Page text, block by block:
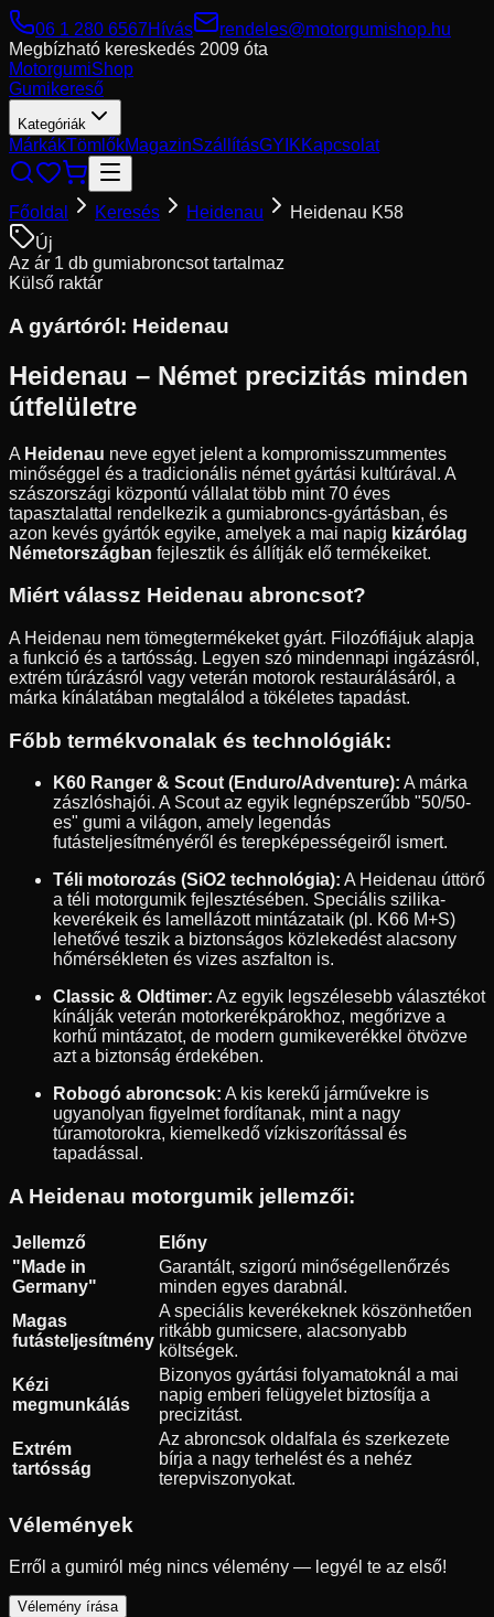
06 1 280 6567Hívás
rendeles@motorgumishop.hu
Megbízható kereskedés 2009 óta
MotorgumiShop
Gumikereső
Kategóriák
MárkákTömlőkMagazinSzállításGYIKKapcsolat
Főoldal Keresés Heidenau
Heidenau K58
Új
Az ár 1 db gumiabroncsot tartalmaz
Külső raktár
A gyártóról: Heidenau
Heidenau – Német precizitás minden
útfelületre
A Heidenau neve egyet jelent a kompromisszummentes
minőséggel és a tradicionális német gyártási kultúrával. A
szászországi központú vállalat több mint 70 éves
tapasztalattal rendelkezik a gumiabroncs-gyártásban, és
azon kevés gyártók egyike, amelyek a mai napig kizárólag
Németországban fejlesztik és állítják elő termékeiket.
Miért válassz Heidenau abroncsot?
A Heidenau nem tömegtermékeket gyárt. Filozófiájuk alapja
a funkció és a tartósság. Legyen szó mindennapi ingázásról,
extrém túrázásról vagy veterán motorok restaurálásáról, a
márka kínálatában megtalálod a tökéletes tapadást.
Főbb termékvonalak és technológiák:
K60 Ranger & Scout (Enduro/Adventure): A márka
zászlóshajói. A Scout az egyik legnépszerűbb "50/50-
es" gumi a világon, amely legendás
futásteljesítményéről és terepképességeiről ismert.
Téli motorozás (SiO2 technológia): A Heidenau úttörő
a téli motorgumik fejlesztésében. Speciális szilika-
keverékeik és lamellázott mintázataik (pl. K66 M+S)
lehetővé teszik a biztonságos közlekedést alacsony
hőmérsékleten és vizes aszfalton is.
Classic & Oldtimer: Az egyik legszélesebb választékot
kínálják veterán motorkerékpárokhoz, megőrizve a
korhű mintázatot, de modern gumikeverékkel ötvözve
azt a biztonság érdekében.
Robogó abroncsok: A kis kerekű járművekre is
ugyanolyan figyelmet fordítanak, mint a nagy
túramotorokra, kiemelkedő vízkiszorítással és
tapadással.
A Heidenau motorgumik jellemzői:
Jellemző
Előny
"Made in
Germany"
Garantált, szigorú minőségellenőrzés
minden egyes darabnál.
Magas
futásteljesítmény
A speciális keverékeknek köszönhetően
ritkább gumicsere, alacsonyabb
költségek.
Kézi
megmunkálás
Bizonyos gyártási folyamatoknál a mai
napig emberi felügyelet biztosítja a
precizitást.
Extrém
tartósság
Az abroncsok oldalfala és szerkezete
bírja a nagy terhelést és a nehéz
terepviszonyokat.
Vélemények
Erről a gumiról még nincs vélemény — legyél te az első!
Vélemény írása